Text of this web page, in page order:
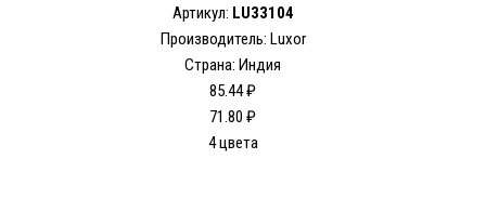
Артикул: LU33104
Производитель: Luxor
Страна: Индия
85.44 ₽
71.80 ₽
4 цвета